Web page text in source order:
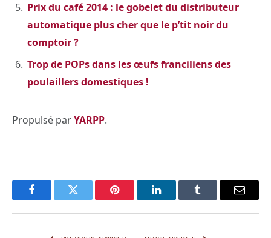
Prix du café 2014 : le gobelet du distributeur
automatique plus cher que le p’tit noir du
comptoir ?
Trop de POPs dans les œufs franciliens des
poulaillers domestiques !
Propulsé parYARPP.
FacebookTwitter Pinterest LinkedInTumblr Email